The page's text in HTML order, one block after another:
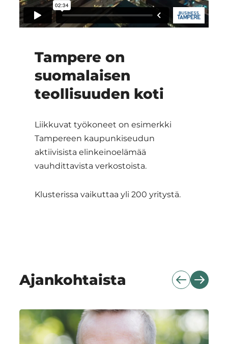
Tampere on
suomalaisen
teollisuuden koti
Liikkuvat työkoneet on esimerkki
Tampereen kaupunkiseudun
aktiivisista elinkeinoelämää
vauhdittavista verkostoista.
Klusterissa vaikuttaa yli 200 yritystä.
Ajankohtaista